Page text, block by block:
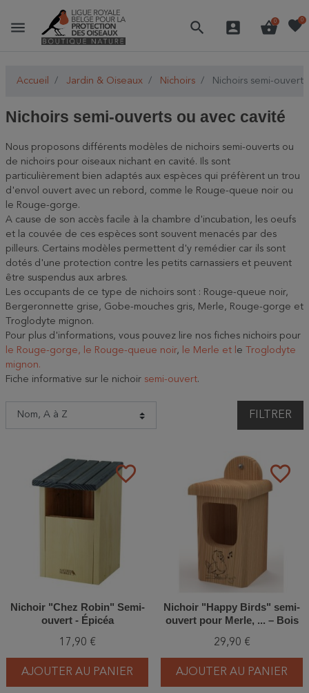
menu search account_box shopping_basket
0 favorite0
Accueil Jardin & Oiseaux Nichoirs Nichoirs semi-
Nichoirs semi-ouverts ou avec cavité
Nous proposons différents modèles de nichoirs semi-ouverts ou
de nichoirs pour oiseaux nichant en cavité. Ils sont
particulièrement bien adaptés aux espèces qui préfèrent un trou
d'envol ouvert avec un rebord, comme le Rouge-queue noir ou
le Rouge-gorge.
A cause de son accès facile à la chambre d'incubation, les oeufs
et la couvée de ces espèces sont souvent menacés par des
pilleurs. Certains modèles permettent d'y remédier car ils sont
dotés d'une protection contre les petits carnassiers et peuvent
être suspendus aux arbres.
Les occupants de ce type de nichoirs sont : Rouge-queue noir,
Bergeronnette grise, Gobe-mouches gris, Merle, Rouge-gorge et
Troglodyte mignon.
Pour plus d'informations, vous pouvez lire nos fiches nichoirs pour
le Rouge-gorge, le Rouge-queue noir, le Merle et l e
Troglodyte
mignon.
Fiche informative sur le nichoir semi-ouvert.
FILTRER
favorite_border
Nichoir "Chez Robin" Semi-
ouvert - Épicéa
17,90 €
AJOUTER AU PANIER
favorite_border
Nichoir "Happy Birds" semi-
ouvert pour Merle, ... – Bois
29,90 €
AJOUTER AU PANIER